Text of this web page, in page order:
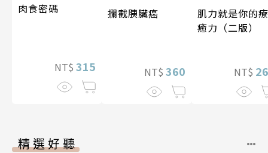
肉食密碼
NT$ 315
攔截胰臟癌
NT$ 360
肌力就是你的療
癒力（二版）
NT$
精選好聽